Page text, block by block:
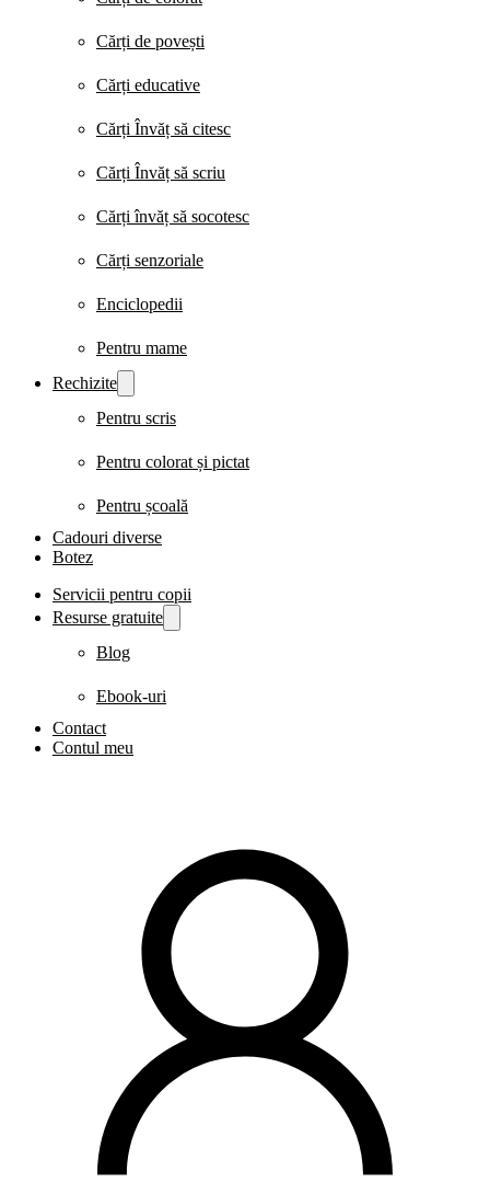
Cărți de povești
Cărți educative
Cărți Învăț să citesc
Cărți Învăț să scriu
Cărți învăț să socotesc
Cărți senzoriale
Enciclopedii
Pentru mame
Rechizite
Pentru scris
Pentru colorat și pictat
Pentru școală
Cadouri diverse
Botez
Servicii pentru copii
Resurse gratuite
Blog
Ebook-uri
Contact
Contul meu